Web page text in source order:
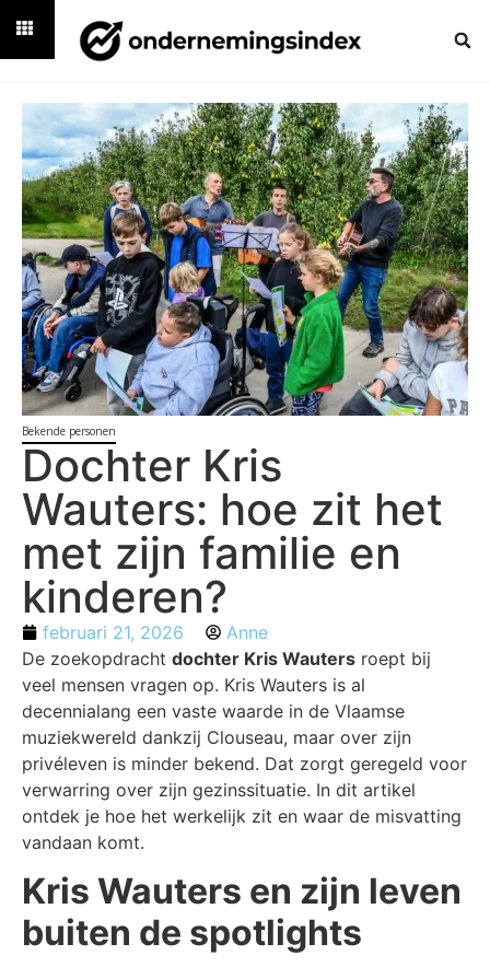
Bekende personen
Dochter Kris
Wauters: hoe zit het
met zijn familie en
kinderen?
februari 21, 2026
Anne
De zoekopdracht dochter Kris Wauters roept bij
veel mensen vragen op. Kris Wauters is al
decennialang een vaste waarde in de Vlaamse
muziekwereld dankzij Clouseau, maar over zijn
privéleven is minder bekend. Dat zorgt geregeld voor
verwarring over zijn gezinssituatie. In dit artikel
ontdek je hoe het werkelijk zit en waar de misvatting
vandaan komt.
Kris Wauters en zijn leven
buiten de spotlights